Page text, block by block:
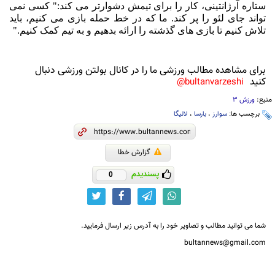
ستاره آرژانتینی، کار را برای تیمش دشوارتر می کند:" کسی نمی
تواند جای ‏لئو را پر کند. ما که در خط حمله بازی می کنیم، باید
تلاش کنیم تا بازی های گذشته را ارائه بدهیم و به ‏تیم کمک کنیم."‏
برای مشاهده مطالب ورزشی ما را در کانال بولتن ورزشی دنبال
کنید bultanvarzeshi@
منبع: ورزش 3
برچسب ها: سوارز ، بارسا ، لالیگا
گزارش خطا
پسندیدم 0
شما می توانید مطالب و تصاویر خود را به آدرس زیر ارسال فرمایید.
bultannews@gmail.com